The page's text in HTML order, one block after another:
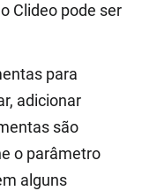
Clideo pode ser
para
adicionar
são
o parâmetro
alguns